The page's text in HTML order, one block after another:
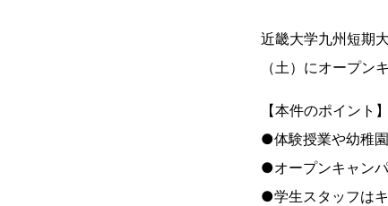
近畿大学九州短期
（土）にオープン
【本件のポイント】
●体験授業や幼稚
●オープンキャン
●学生スタッフは